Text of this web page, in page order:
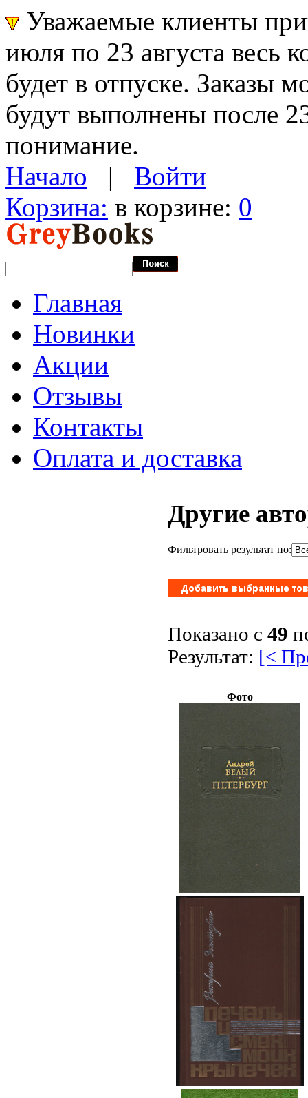
Уважаемые клиенты
июля по 23 августа весь
будет в отпуске. Заказы
будут выполнены после
понимание.
Начало | Войти
Корзина: в корзине: 0
Главная
Новинки
Акции
Отзывы
Контакты
Оплата и доставка
Другие
Фильтровать результат по:
Показано с 49
Результат: [<
Фото